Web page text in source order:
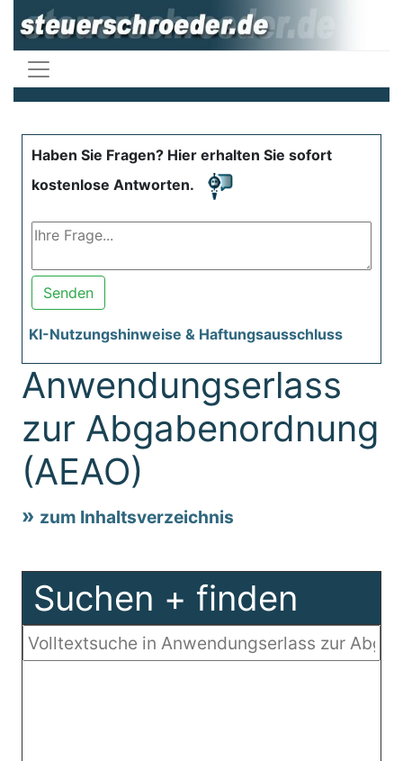
Haben Sie Fragen? Hier erhalten Sie sofort
kostenlose Antworten.
Senden
KI-Nutzungshinweise & Haftungsausschluss
Anwendungserlass
zur Abgabenordnung
(AEAO)
zum Inhaltsverzeichnis
Suchen + finden